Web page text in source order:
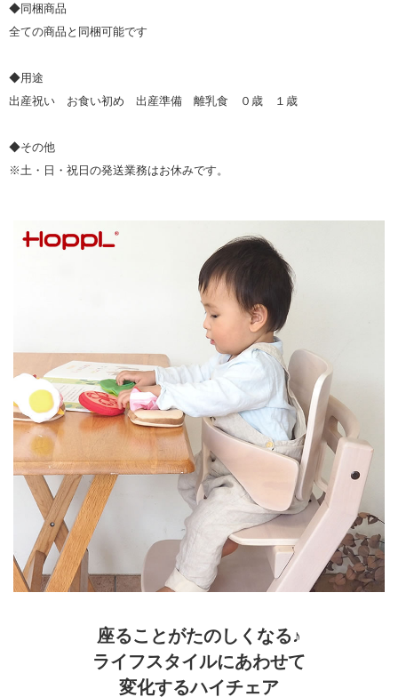
◆同梱商品
全ての商品と同梱可能です
◆用途
出産祝い お食い初め 出産準備 離乳食 ０歳 １歳
◆その他
※土・日・祝日の発送業務はお休みです。
座ることがたのしくなる♪
ライフスタイルにあわせて
変化するハイチェア